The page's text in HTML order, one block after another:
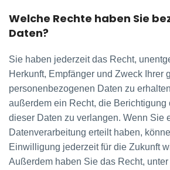
Welche Rechte haben Sie
Daten?
Sie haben jederzeit das Recht,
Herkunft, Empfänger und Zweck Ihrer
personenbezogenen Daten zu
außerdem ein Recht, die Berichtigung
dieser Daten zu verlangen. Wenn Sie
Datenverarbeitung erteilt haben,
Einwilligung jederzeit für die Zukunft
Außerdem haben Sie das Recht, unter